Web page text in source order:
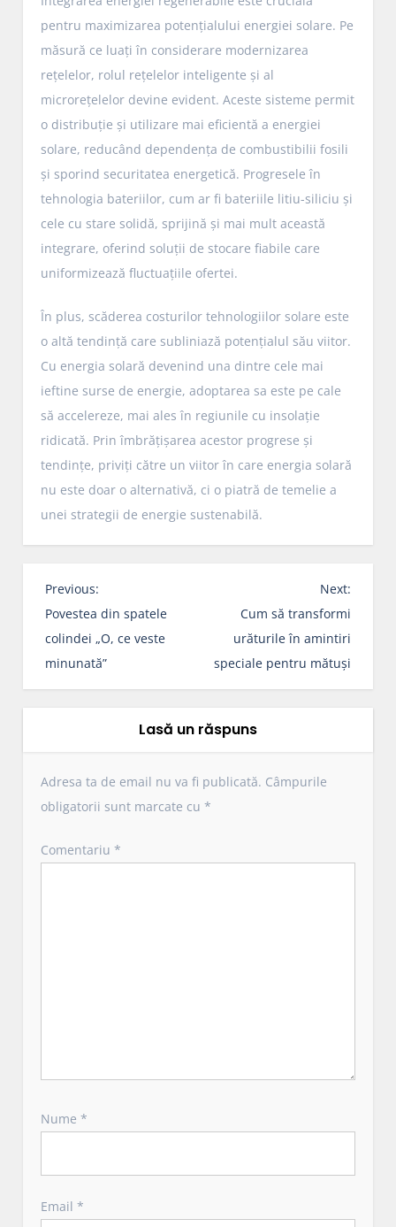
pentru maximizarea potențialului energiei solare. Pe
măsură ce luați în considerare modernizarea
rețelelor, rolul rețelelor inteligente și al
microrețelelor devine evident. Aceste sisteme permit
o distribuție și utilizare mai eficientă a energiei
solare, reducând dependența de combustibilii fosili
și sporind securitatea energetică. Progresele în
tehnologia bateriilor, cum ar fi bateriile litiu-siliciu și
cele cu stare solidă, sprijină și mai mult această
integrare, oferind soluții de stocare fiabile care
uniformizează fluctuațiile ofertei.
În plus, scăderea costurilor tehnologiilor solare este
o altă tendință care subliniază potențialul său viitor.
Cu energia solară devenind una dintre cele mai
ieftine surse de energie, adoptarea sa este pe cale
să accelereze, mai ales în regiunile cu insolație
ridicată. Prin îmbrățișarea acestor progrese și
tendințe, priviți către un viitor în care energia solară
nu este doar o alternativă, ci o piatră de temelie a
unei strategii de energie sustenabilă.
N
a
v
i
g
î
n
r
Previous:
Povestea din spatele
colindei „O, ce veste
minunată”
Next:
Cum să transformi
urăturile în amintiri
speciale pentru mătuși
Lasă un răspuns
Adresa ta de email nu va fi publicată. Câmpurile
obligatorii sunt marcate cu*
Comentariu*
Nume*
Email*